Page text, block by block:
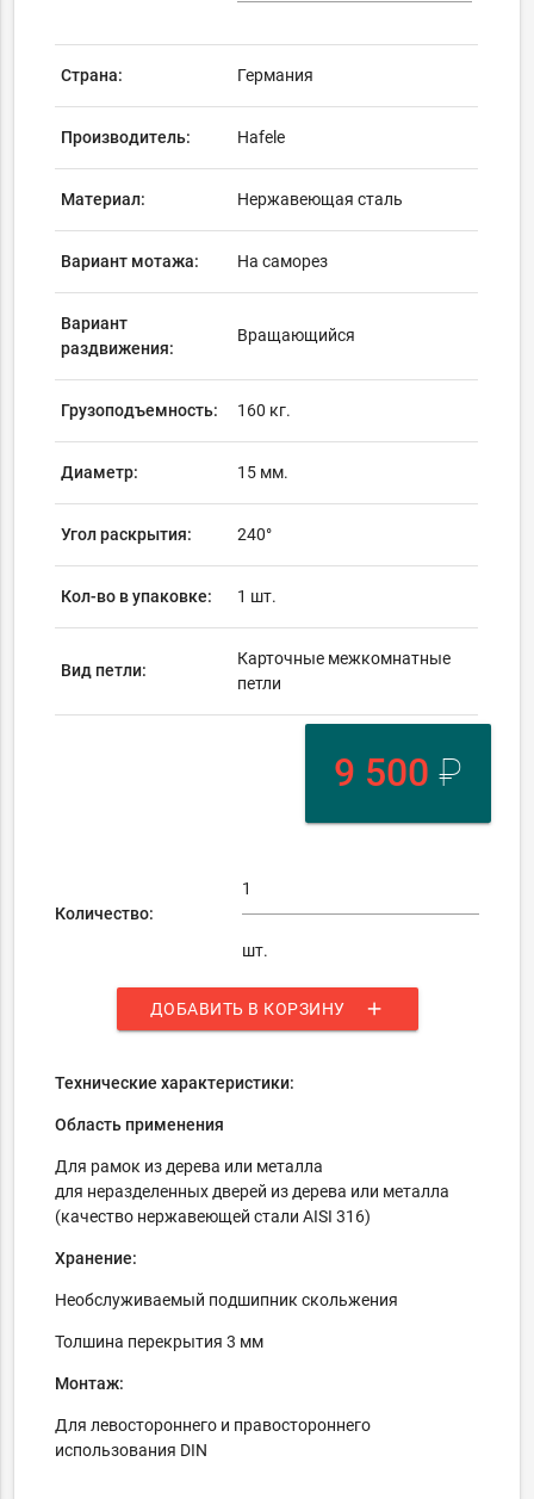
Страна: Германия
Производитель: Hafele
Материал: Нержавеющая сталь
Вариант мотажа: На саморез
Вариант
раздвижения:
Вращающийся
Грузоподъемность: 160 кг.
Диаметр: 15 мм.
Угол раскрытия: 240°
Кол-во в упаковке: 1 шт.
Вид петли:
Карточные межкомнатные
петли
9 500 ₽
Количество:
шт.
ДОБАВИТЬ В КОРЗИНУ add
Технические характеристики:
Область применения
Для рамок из дерева или металла
для неразделенных дверей из дерева или металла
(качество нержавеющей стали AISI 316)
Хранение:
Необслуживаемый подшипник скольжения
Толшина перекрытия 3 мм
Монтаж:
Для левостороннего и правостороннего
использования DIN